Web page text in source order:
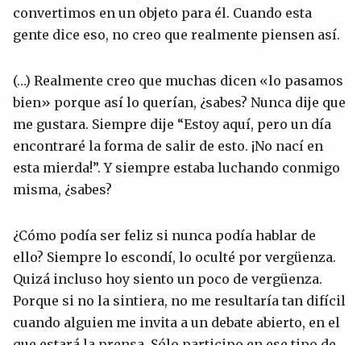
convertimos en un objeto para él. Cuando esta
gente dice eso, no creo que realmente piensen así.
(…) Realmente creo que muchas dicen «lo pasamos
bien» porque así lo querían, ¿sabes? Nunca dije que
me gustara. Siempre dije “Estoy aquí, pero un día
encontraré la forma de salir de esto. ¡No nací en
esta mierda!”. Y siempre estaba luchando conmigo
misma, ¿sabes?
¿Cómo podía ser feliz si nunca podía hablar de
ello? Siempre lo escondí, lo oculté por vergüenza.
Quizá incluso hoy siento un poco de vergüenza.
Porque si no la sintiera, no me resultaría tan difícil
cuando alguien me invita a un debate abierto, en el